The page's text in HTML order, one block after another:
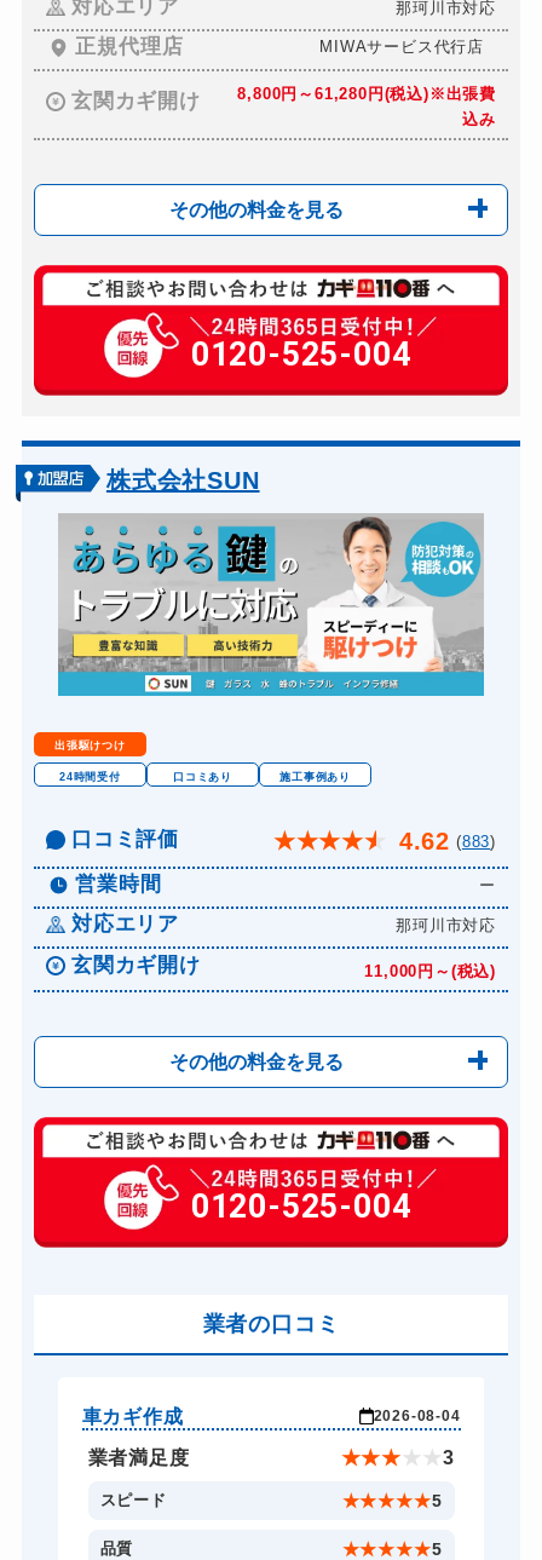
対応エリア 那珂川市対応
正規代理店 MIWAサービス代行店
玄関カギ開け
8,800円～61,280円(税込)※出張費
込み
その他の料金を見る
玄関カギ複製 990円(税込)～
玄関カギ開け 8,800円～61,28...
玄関カギ修理 8,800円～61,28...
玄関カギ交換
車カギ開け 990円～(税込)出張費...
バイクカギ開け 12,000円～(税込)...
バイクカギ作成 3,850円～(税込)※...
スーツケースカギ開け 3,850円(税込)固定...
金庫カギ開け 15,000円～(税込)...
金庫カギ交換
ロッカーカギ開け
ドアノブカギ作成
ドアノブカギ交換 12,800円～(税込)...
0120-525-004
株式会社SUN
出張駆けつけ
24時間受付 口コミあり 施工事例あり
口コミ評価 ★★★★★ 4.62 (883)
営業時間 ー
対応エリア 那珂川市対応
玄関カギ開け 11,000円～(税込)
その他の料金を見る
玄関カギ修理 6,600円～(税込)
玄関カギ作成 14,300円～(税込)
玄関カギ交換 14,300円～(税込)
バイクカギ開け
スーツケースカギ開け 8,800円～(税込)
スーツケースカギ作成 8,800円～(税込)
金庫カギ開け 14,300円～(税込)
金庫カギ修理 11,000円～(税込)
0120-525-004
業者の口コミ
車カギ作成 2026-08-04
業者満足度 ★★★ ★ ★3
スピード ★★★★★5
品質 ★★★★★5